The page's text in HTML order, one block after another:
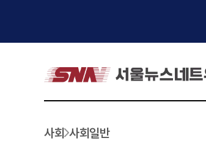
사회 사회일반